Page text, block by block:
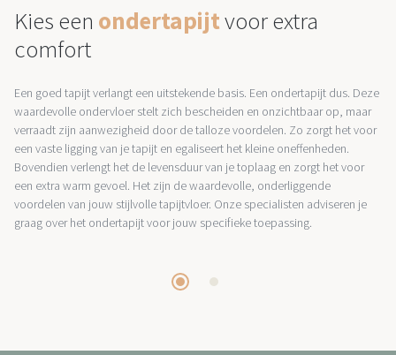
Kies een ondertapijtvoor extra
comfort
Een goed tapijt verlangt een uitstekende basis. Een ondertapijt dus. Deze
waardevolle ondervloer stelt zich bescheiden en onzichtbaar op, maar
verraadt zijn aanwezigheid door de talloze voordelen. Zo zorgt het voor
een vaste ligging van je tapijt en egaliseert het kleine oneffenheden.
Bovendien verlengt het de levensduur van je toplaag en zorgt het voor
een extra warm gevoel. Het zijn de waardevolle, onderliggende
voordelen van jouw stijlvolle tapijtvloer. Onze specialisten adviseren je
graag over het ondertapijt voor jouw specifieke toepassing.